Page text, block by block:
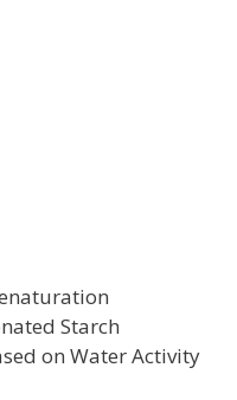
Starch
on Water Activity